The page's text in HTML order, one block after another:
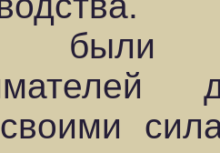
были